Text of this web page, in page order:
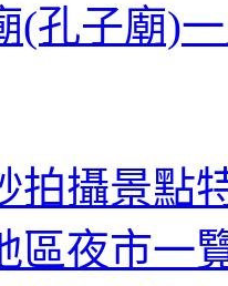
(孔子廟)
拍攝景點
區夜市一